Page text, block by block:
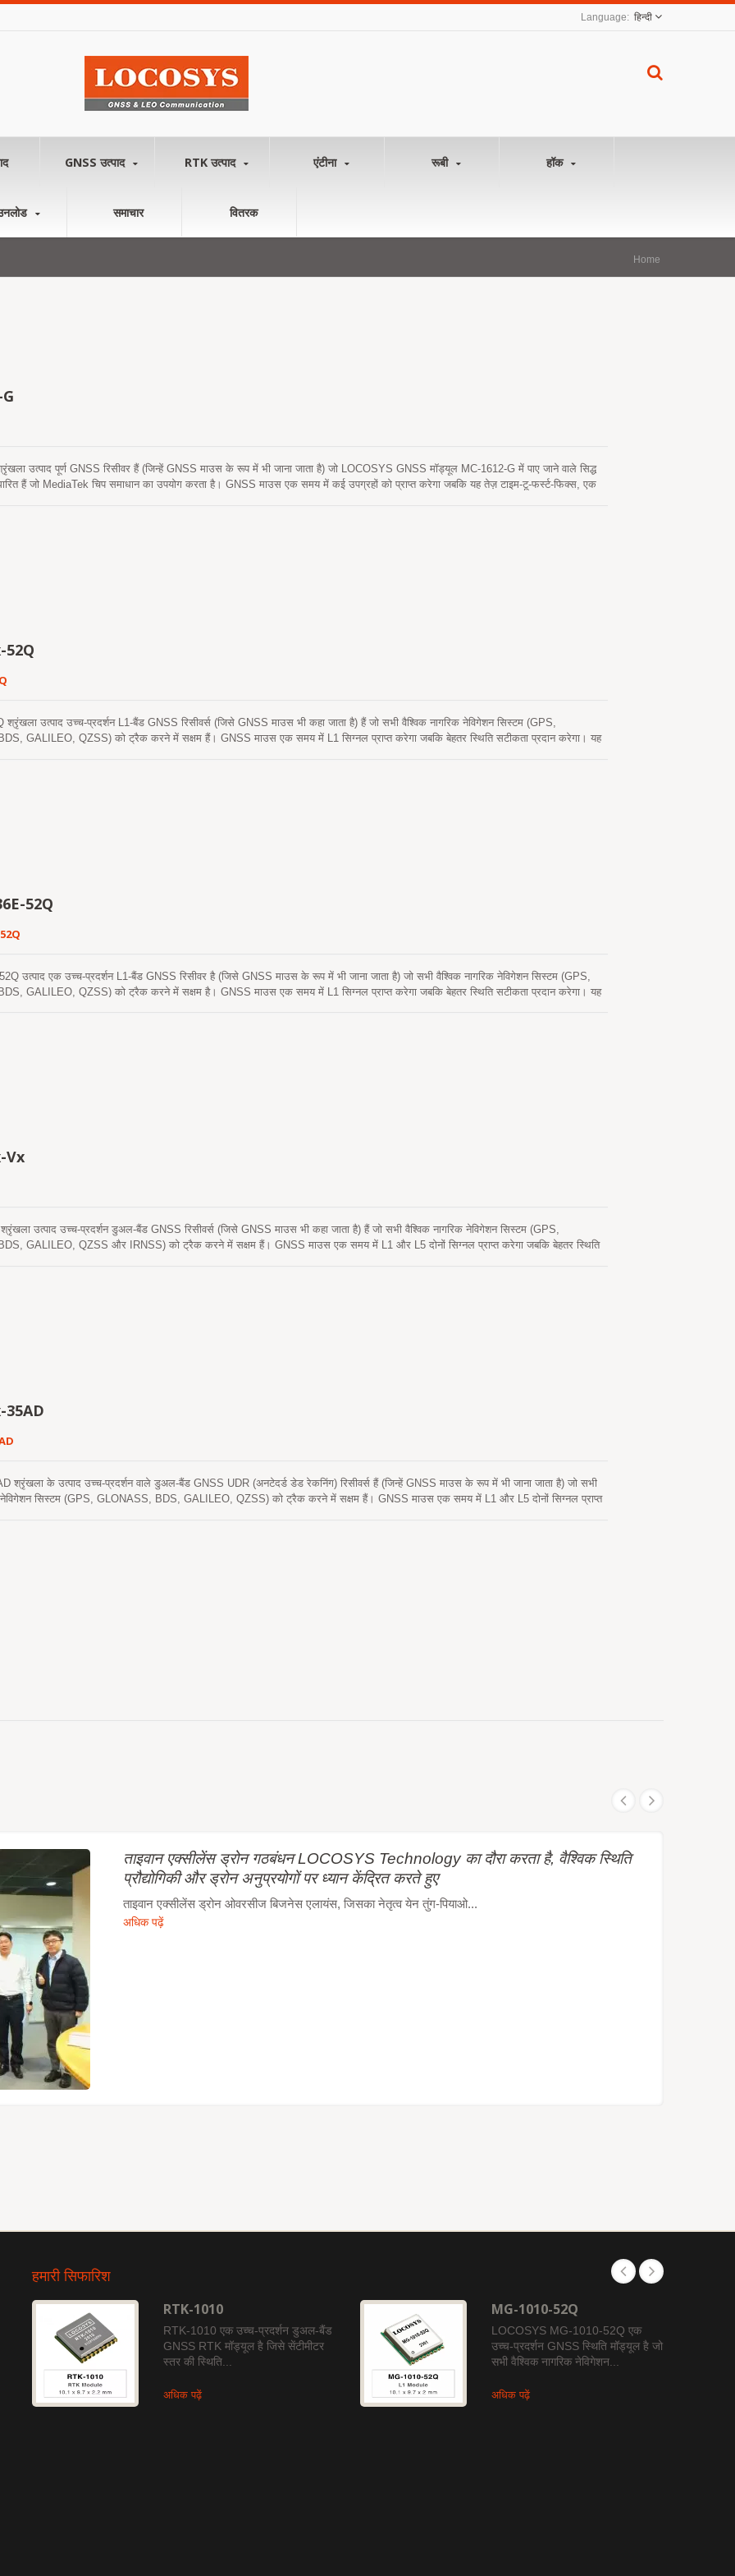
हिन्दी
GNSS उत्पाद RTK उत्पाद एंटीना रूबी हॉक
समाचार वितरक
Home
उत्पाद पूर्ण GNSS रिसीवर हैं (जिन्हें GNSS माउस के रूप में भी जाना जाता है) जो LOCOSYS GNSS मॉड्यूल MC-1612-G में पाए जाने वाले सिद्ध
हैं जो MediaTek चिप समाधान का उपयोग करता है। GNSS माउस एक समय में कई उपग्रहों को प्राप्त करेगा जबकि यह तेज़ टाइम-टू-फर्स्ट-फिक्स, एक
52Q
उत्पाद उच्च-प्रदर्शन L1-बैंड GNSS रिसीवर्स (जिसे GNSS माउस भी कहा जाता है) हैं जो सभी वैश्विक नागरिक नेविगेशन सिस्टम (GPS,
GALILEO, QZSS) को ट्रैक करने में सक्षम हैं। GNSS माउस एक समय में L1 सिग्नल प्राप्त करेगा जबकि बेहतर स्थिति सटीकता प्रदान करेगा। यह
52Q
उत्पाद एक उच्च-प्रदर्शन L1-बैंड GNSS रिसीवर है (जिसे GNSS माउस के रूप में भी जाना जाता है) जो सभी वैश्विक नागरिक नेविगेशन सिस्टम (GPS,
GALILEO, QZSS) को ट्रैक करने में सक्षम है। GNSS माउस एक समय में L1 सिग्नल प्राप्त करेगा जबकि बेहतर स्थिति सटीकता प्रदान करेगा। यह
Vx
उत्पाद उच्च-प्रदर्शन डुअल-बैंड GNSS रिसीवर्स (जिसे GNSS माउस भी कहा जाता है) हैं जो सभी वैश्विक नागरिक नेविगेशन सिस्टम (GPS,
GALILEO, QZSS और IRNSS) को ट्रैक करने में सक्षम हैं। GNSS माउस एक समय में L1 और L5 दोनों सिग्नल प्राप्त करेगा जबकि बेहतर स्थिति
35AD
श्रृंखला के उत्पाद उच्च-प्रदर्शन वाले डुअल-बैंड GNSS UDR (अनटेदर्ड डेड रेकनिंग) रिसीवर्स हैं (जिन्हें GNSS माउस के रूप में भी जाना जाता है) जो सभी
नेविगेशन सिस्टम (GPS, GLONASS, BDS, GALILEO, QZSS) को ट्रैक करने में सक्षम हैं। GNSS माउस एक समय में L1 और L5 दोनों सिग्नल प्राप्त
ताइवान एक्सीलेंस ड्रोन गठबंधन LOCOSYS Technology का दौरा करता है, वैश्विक स्थिति
प्रौद्योगिकी और ड्रोन अनुप्रयोगों पर ध्यान केंद्रित करते हुए
ताइवान एक्सीलेंस ड्रोन ओवरसीज बिजनेस एलायंस, जिसका नेतृत्व येन तुंग-पियाओ...
अधिक पढ़ें
हमारी सिफारिश
RTK-1010
RTK-1010 एक उच्च-प्रदर्शन डुअल-बैंड
GNSS RTK मॉड्यूल है जिसे सेंटीमीटर
स्तर की स्थिति...
अधिक पढ़ें
MG-1010-52Q
LOCOSYS MG-1010-52Q एक
उच्च-प्रदर्शन GNSS स्थिति मॉड्यूल है जो
सभी वैश्विक नागरिक नेविगेशन...
अधिक पढ़ें